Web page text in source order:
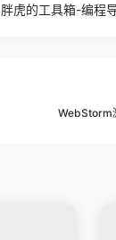
虎的工具箱-编程
WebStorm